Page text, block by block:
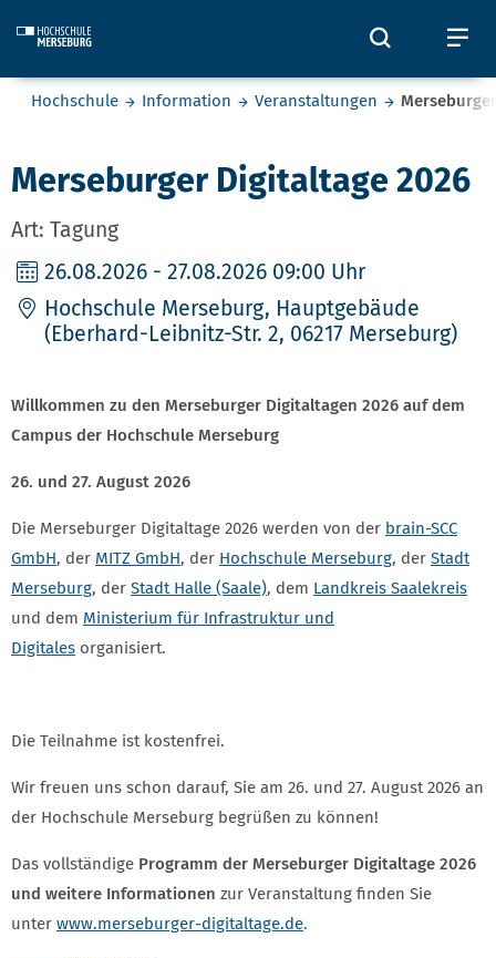
Öffnet
Sie befinden sich hier:
Hochschule Information Veranstaltungen
Merseburger Digitaltage 2026
Art: Tagung
26.08.2026 - 27.08.2026 09:00 Uhr
Hochschule Merseburg, Hauptgebäude
(Eberhard-Leibnitz-Str. 2, 06217 Merseburg)
Willkommen zu den Merseburger Digitaltagen 2026 auf dem
Campus der Hochschule Merseburg
26. und 27. August 2026
Die Merseburger Digitaltage 2026 werden von der brain-SCC
GmbH, der MITZ GmbH, der Hochschule Merseburg, der Stadt
Merseburg, der Stadt Halle (Saale), dem Landkreis Saalekreis
und dem Ministerium für Infrastruktur und
Digitales organisiert.
Die Teilnahme ist kostenfrei.
Wir freuen uns schon darauf, Sie am 26. und 27. August 2026 an
der Hochschule Merseburg begrüßen zu können!
Das vollständige Programm der Merseburger Digitaltage 2026
und weitere Informationen zur Veranstaltung finden Sie
unter www.merseburger-digitaltage.de.